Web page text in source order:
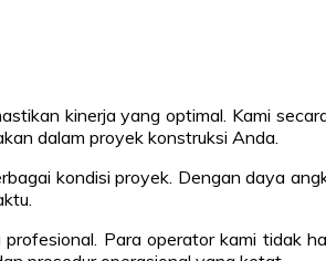
kinerja yang optimal. Kami
dalam proyek konstruksi Anda.
kondisi proyek. Dengan daya
Para operator kami tidak